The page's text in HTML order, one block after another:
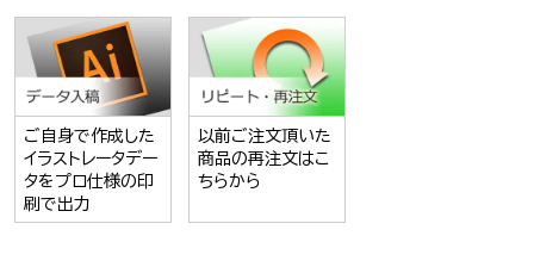
ご自身で作成した
イラストレータデー
タをプロ仕様の印
刷で出力
以前ご注文頂いた
商品の再注文はこ
ちらから